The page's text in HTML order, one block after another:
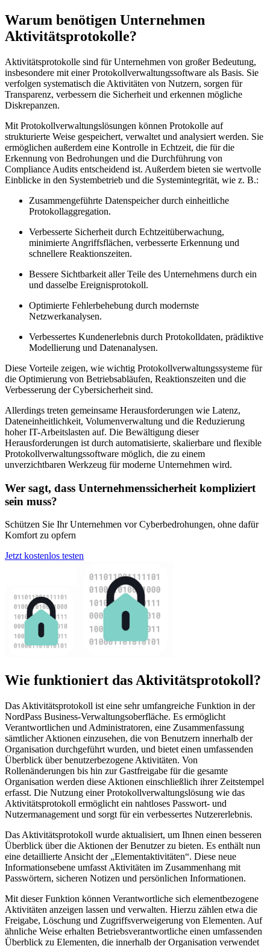
Warum benötigen Unternehmen
Aktivitätsprotokolle?
Aktivitätsprotokolle sind für Unternehmen von großer Bedeutung,
insbesondere mit einer Protokollverwaltungssoftware als Basis. Sie
verfolgen systematisch die Aktivitäten von Nutzern, sorgen für
Transparenz, verbessern die Sicherheit und erkennen mögliche
Diskrepanzen.
Mit Protokollverwaltungslösungen können Protokolle auf
strukturierte Weise gespeichert, verwaltet und analysiert werden. Sie
ermöglichen außerdem eine Kontrolle in Echtzeit, die für die
Erkennung von Bedrohungen und die Durchführung von
Compliance Audits entscheidend ist. Außerdem bieten sie wertvolle
Einblicke in den Systembetrieb und die Systemintegrität, wie z. B.:
Zusammengeführte Datenspeicher durch einheitliche
Protokollaggregation.
Verbesserte Sicherheit durch Echtzeitüberwachung,
minimierte Angriffsflächen, verbesserte Erkennung und
schnellere Reaktionszeiten.
Bessere Sichtbarkeit aller Teile des Unternehmens durch ein
und dasselbe Ereignisprotokoll.
Optimierte Fehlerbehebung durch modernste
Netzwerkanalysen.
Verbessertes Kundenerlebnis durch Protokolldaten, prädiktive
Modellierung und Datenanalysen.
Diese Vorteile zeigen, wie wichtig Protokollverwaltungssysteme für
die Optimierung von Betriebsabläufen, Reaktionszeiten und die
Verbesserung der Cybersicherheit sind.
Allerdings treten gemeinsame Herausforderungen wie Latenz,
Dateneinheitlichkeit, Volumenverwaltung und die Reduzierung
hoher IT-Arbeitslasten auf. Die Bewältigung dieser
Herausforderungen ist durch automatisierte, skalierbare und flexible
Protokollverwaltungssoftware möglich, die zu einem
unverzichtbaren Werkzeug für moderne Unternehmen wird.
Wer sagt, dass Unternehmenssicherheit kompliziert
sein muss?
Schützen Sie Ihr Unternehmen vor Cyberbedrohungen, ohne dafür
Komfort zu opfern
Jetzt kostenlos testen
Wie funktioniert das Aktivitätsprotokoll?
Das Aktivitätsprotokoll ist eine sehr umfangreiche Funktion in der
NordPass Business-Verwaltungsoberfläche. Es ermöglicht
Verantwortlichen und Administratoren, eine Zusammenfassung
sämtlicher Aktionen einzusehen, die von Benutzern innerhalb der
Organisation durchgeführt wurden, und bietet einen umfassenden
Überblick über benutzerbezogene Aktivitäten. Von
Rollenänderungen bis hin zur Gastfreigabe für die gesamte
Organisation werden diese Aktionen einschließlich ihrer Zeitstempel
erfasst. Die Nutzung einer Protokollverwaltungslösung wie das
Aktivitätsprotokoll ermöglicht ein nahtloses Passwort- und
Nutzermanagement und sorgt für ein verbessertes Nutzererlebnis.
Das Aktivitätsprotokoll wurde aktualisiert, um Ihnen einen besseren
Überblick über die Aktionen der Benutzer zu bieten. Es enthält nun
eine detaillierte Ansicht der „Elementaktivitäten“. Diese neue
Informationsebene umfasst Aktivitäten im Zusammenhang mit
Passwörtern, sicheren Notizen und persönlichen Informationen.
Mit dieser Funktion können Verantwortliche sich elementbezogene
Aktivitäten anzeigen lassen und verwalten. Hierzu zählen etwa die
Freigabe, Löschung und Zugriffsverweigerung von Elementen. Auf
ähnliche Weise erhalten Betriebsverantwortliche einen umfassenden
Überblick zu Elementen, die innerhalb der Organisation verwendet